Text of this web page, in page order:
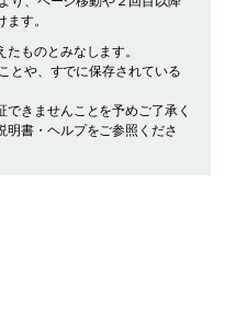
す。
ものとみなします。
とや、すでに保存されている
きませんことを予めご了承く
書・ヘルプをご参照くださ